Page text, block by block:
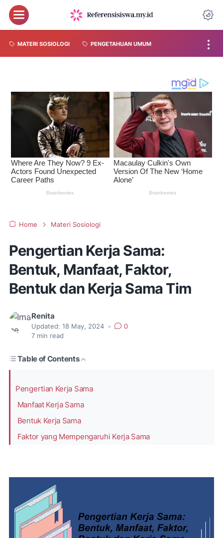
MATERI SOSIOLOGI PENGETAHUAN UMUM
Home Materi Sosiologi
Pengertian Kerja Sama:
Bentuk, Manfaat, Faktor,
Bentuk dan Kerja Sama Tim
Renita
Updated: 18 May, 2024 •
0
7 min read
Table of Contents
Pengertian Kerja Sama
Manfaat Kerja Sama
Bentuk Kerja Sama
Faktor yang Mempengaruhi Kerja Sama